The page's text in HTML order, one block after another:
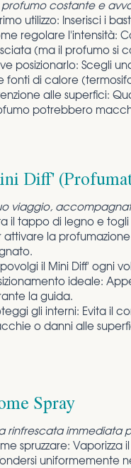
profumo costante e
utilizzo: Inserisci i
regolare l'intensità:
(ma il profumo si
posizionarlo: Scegli
fonti di calore
alle superfici:
potrebbero
Diff'
viaggio,
il tappo di legno e
attivare la
il Mini Diff' ogni
ideale:
la guida.
gli interni: Evita il
o danni alle
Spray
rinfrescata immediata
spruzzare:
uniformemente